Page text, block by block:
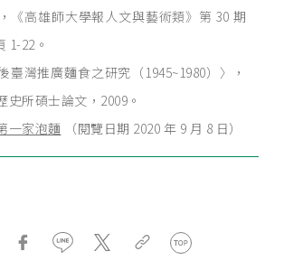
《高雄師大學報人文與藝術類》第 30 期
1-22。
臺灣推廣麵食之研究（1945~1980）〉，
史所碩士論文，2009。
一家泡麵 （閱覽日期 2020 年 9 月 8 日）